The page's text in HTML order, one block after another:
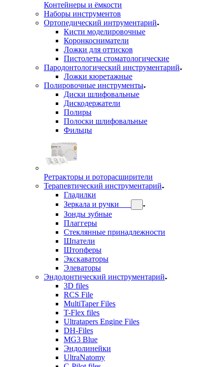
Контейнеры и ёмкости
Наборы инструментов
Ортопедический интрументарий
Кисти моделировочные
Коронкосниматели
Ложки для оттисков
Пистолеты стоматологические
Пародонтологический инструментарий
Ложки кюретажные
Полировочные инструменты
Диски шлифовальные
Дискодержатели
Полиры
Полоски шлифовальные
Фильцы
Ретракторы и роторасширители
Терапевтический инструментарий
Гладилки
Зеркала и ручки
Зонды зубные
Плаггеры
Стеклянные принадлежности
Шпатели
Штопферы
Экскаваторы
Элеваторы
Эндодонтический инструментарий
3D files
RCS File
MultiTaper Files
T-Flex files
Ultratapers Engine Files
DH-Files
MG3 Blue
Эндолинейки
UltraNatomy